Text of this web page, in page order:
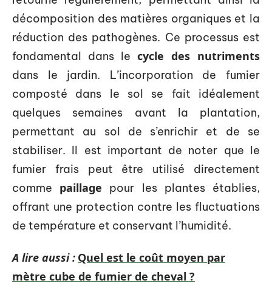
décomposition des matières organiques et la
réduction des pathogènes. Ce processus est
fondamental dans le cycle des nutriments
dans le jardin. L’incorporation de fumier
composté dans le sol se fait idéalement
quelques semaines avant la plantation,
permettant au sol de s’enrichir et de se
stabiliser. Il est important de noter que le
fumier frais peut être utilisé directement
comme paillage pour les plantes établies,
offrant une protection contre les fluctuations
de température et conservant l’humidité.
A lire aussi : Quel est le coût moyen par
mètre cube de fumier de cheval ?